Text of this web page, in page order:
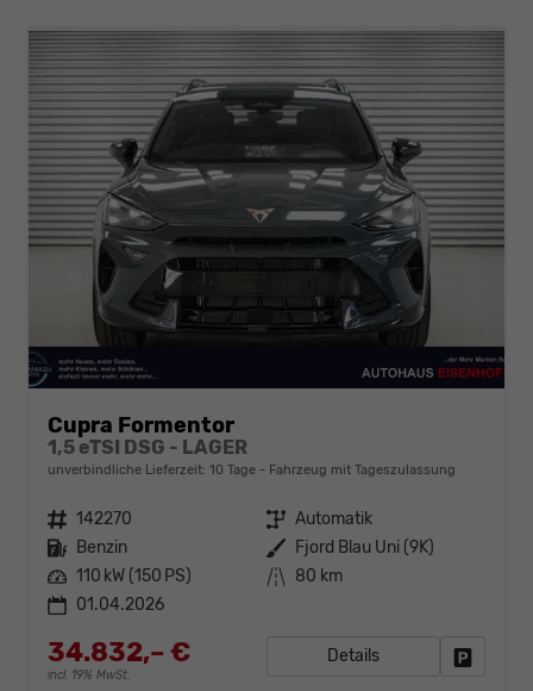
Cupra Formentor
1,5 eTSI DSG - LAGER
unverbindliche Lieferzeit: 10 Tage Fahrzeug mit Tageszulassung
Fahrzeugnr. 142270 Getriebe Automatik
Kraftstoff Benzin Außenfarbe Fjord Blau Uni (9K)
Leistung 110 kW (150 PS) Kilometerstand 80 km
01.04.2026
34.832,– €
incl. 19% MwSt.
Details